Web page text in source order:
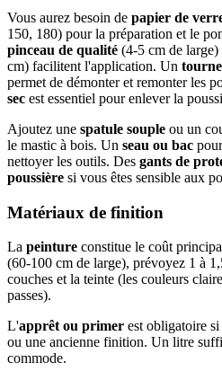
Vous aurez besoin de papier de
150, 180) pour la préparation et le
pinceau de qualité (4-5 cm de large)
cm) facilitent l'application. Un
permet de démonter et remonter les
sec est essentiel pour enlever la
Ajoutez une spatule souple ou un
le mastic à bois. Un seau ou bac
nettoyer les outils. Des gants de
poussière si vous êtes sensible aux
Matériaux de finition
La peinture constitue le coût
(60-100 cm de large), prévoyez 1 à
couches et la teinte (les couleurs
passes).
L'apprêt ou primer est obligatoire
ou une ancienne finition. Un litre
commode.